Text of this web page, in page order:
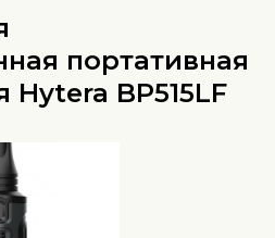
портативная
Hytera BP515LF